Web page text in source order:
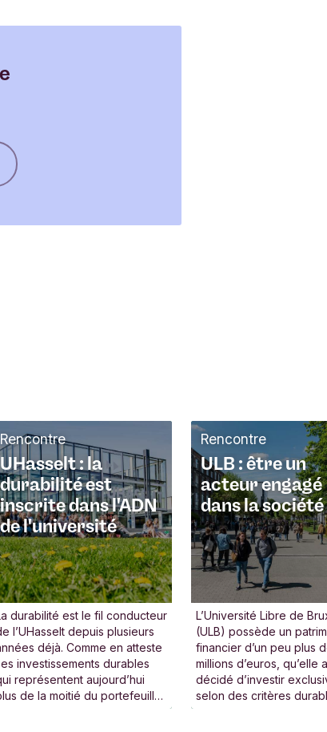
UHasselt : la
durabilité est
inscrite dans l'ADN
de l'université
Rencontre
durabilité est le fil conducteur
l’UHasselt depuis plusieurs
déjà. Comme en atteste
investissements durables
représentent aujourd’hui
de la moitié du portefeuille
ULB : être un
acteur engagé
dans la société
Rencontre
L’Université Libre de
(ULB) possède un
financier d’un peu plus
millions d’euros, qu’elle a
décidé d’investir
selon des critères